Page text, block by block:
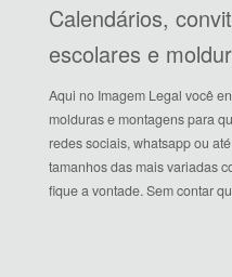
Calendários,
escolares e
Aqui no Imagem Legal você
molduras e montagens para
redes sociais, whatsapp ou
tamanhos das mais variadas
fique a vontade. Sem contar